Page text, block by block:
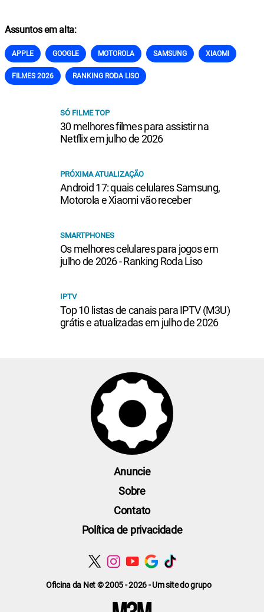
Assuntos em alta:
APPLE GOOGLE MOTOROLA SAMSUNG XIAOMI
FILMES 2026 RANKING RODA LISO
SÓ FILME TOP
30 melhores filmes para assistir na
Netflix em julho de 2026
PRÓXIMA ATUALIZAÇÃO
Android 17: quais celulares Samsung,
Motorola e Xiaomi vão receber
SMARTPHONES
Os melhores celulares para jogos em
julho de 2026 - Ranking Roda Liso
IPTV
Top 10 listas de canais para IPTV (M3U)
grátis e atualizadas em julho de 2026
Oficina da Net © 2005 - 2026 - Um site do grupo
Anuncie
Sobre
Contato
Política de privacidade